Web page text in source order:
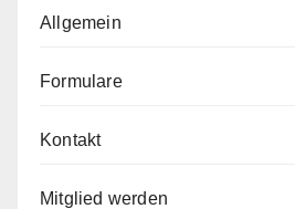
Allgemein
Formulare
Kontakt
Mitglied werden